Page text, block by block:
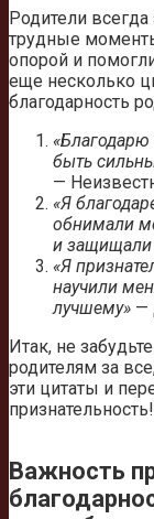
Родители
трудные
опорой и
еще несколько
благодарность
«Благодарю
быть
—
«Я
обнимали
и защищали
«Я
научили
лучшему» —
Итак, не
родителям за
эти цитаты и
признательность!
Важность